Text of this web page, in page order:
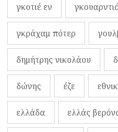
γκοτιέ εν
γκράχαμ πότερ
δημήτρης νικολάου
δώνης έζε
ελλάδα ελλάς